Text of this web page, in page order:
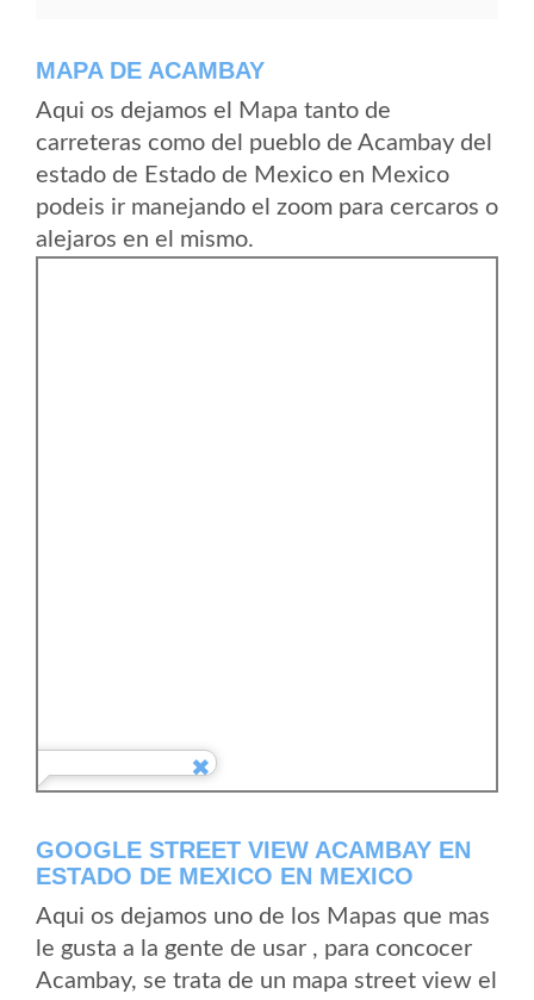
MAPA DE ACAMBAY
Aqui os dejamos el Mapa tanto de
carreteras como del pueblo de Acambay del
estado de Estado de Mexico en Mexico
podeis ir manejando el zoom para cercaros o
alejaros en el mismo.
GOOGLE STREET VIEW ACAMBAY EN
ESTADO DE MEXICO EN MEXICO
Aqui os dejamos uno de los Mapas que mas
le gusta a la gente de usar , para concocer
Acambay, se trata de un mapa street view el